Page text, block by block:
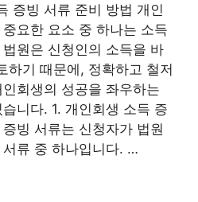
증빙 서류 준비 방법 개인
요한 요소 중 하나는 소득
원은 신청인의 소득을 바
하기 때문에, 정확하고 철저
회생의 성공을 좌우하는
니다. 1. 개인회생 소득 증
빙 서류는 신청자가 법원
류 중 하나입니다. …